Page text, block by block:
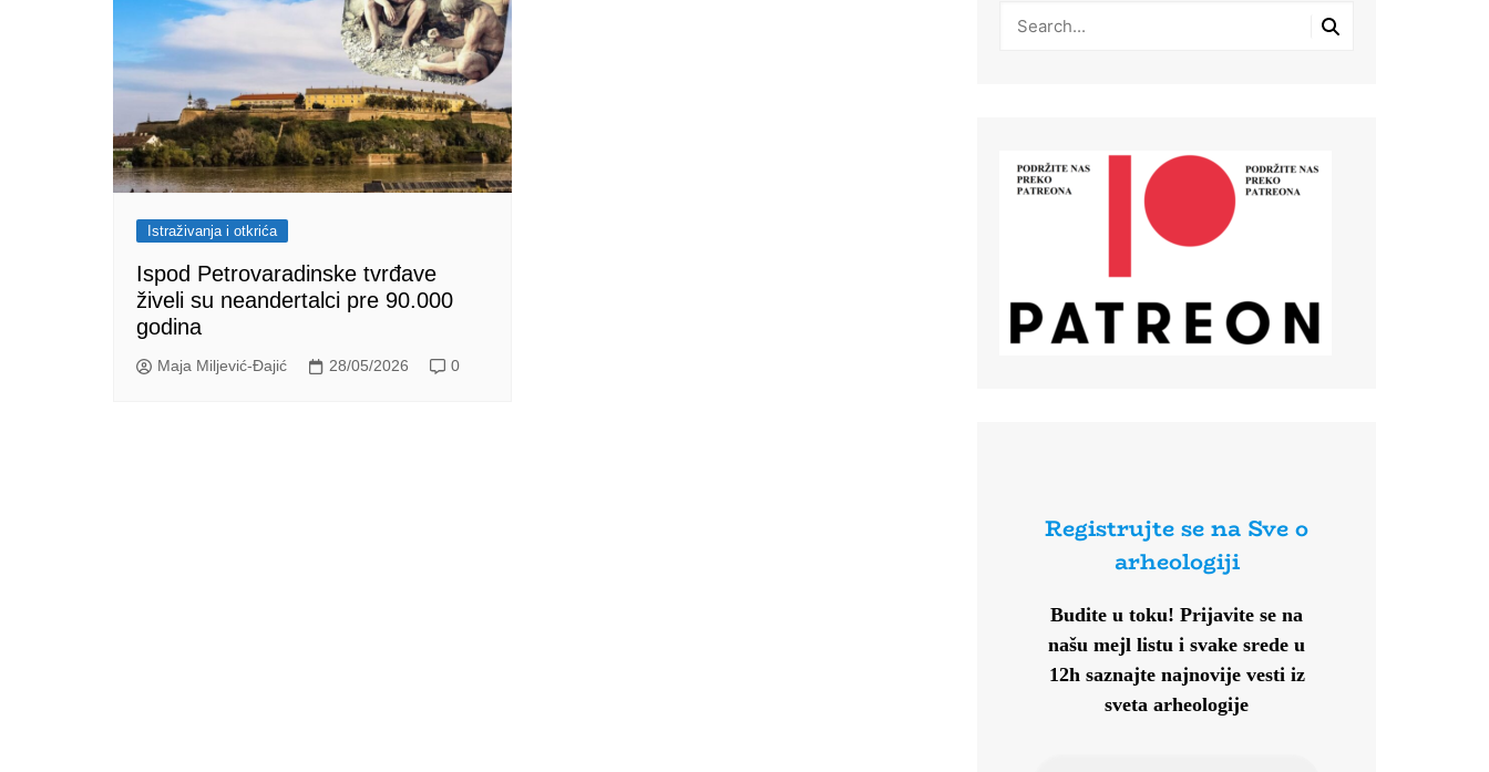
Istraživanja i otkrića
Ispod Petrovaradinske tvrđave
živeli su neandertalci pre 90.000
godina
Maja Miljević-Đajić 28/05/2026 0
Registrujte se na Sve o
arheologiji
Budite u toku! Prijavite se na
našu mejl listu i svake srede u
12h saznajte najnovije vesti iz
sveta arheologije